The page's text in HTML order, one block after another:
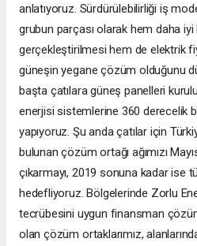
anlatıyoruz. Sürdürülebilirliği iş
grubun parçası olarak hem daha
gerçekleştirilmesi hem de elektrik
güneşin yegane çözüm olduğunu
başta çatılara güneş panelleri
enerjisi sistemlerine 360 derecelik bir
yapıyoruz. Şu anda çatılar için
bulunan çözüm ortağı ağımızı
çıkarmayı, 2019 sonuna kadar ise
hedefliyoruz. Bölgelerinde Zorlu
tecrübesini uygun finansman
olan çözüm ortaklarımız,